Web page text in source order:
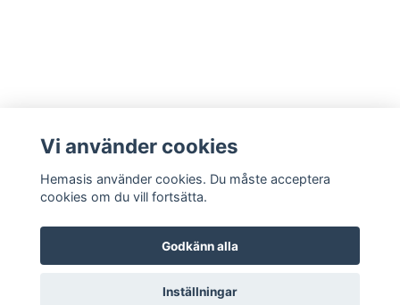
Kontakta oss
Vi använder cookies
Hemasis använder cookies. Du måste acceptera
cookies om du vill fortsätta.
Godkänn alla
Inställningar